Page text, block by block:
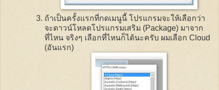
ถ้าเป็นครั้งแรกที่กดเมนูนี้ โปรแกรมจะให้เลือกว่า
จะดาวน์โหลดโปรแกรมเสริม (Package) มาจาก
ที่ไหน จริงๆ เลือกที่ไหนก็ได้นะครับ ผมเลือก Cloud
(อันแรก)